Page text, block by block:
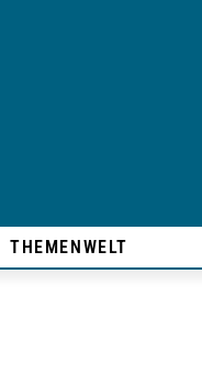
THEMENWELT